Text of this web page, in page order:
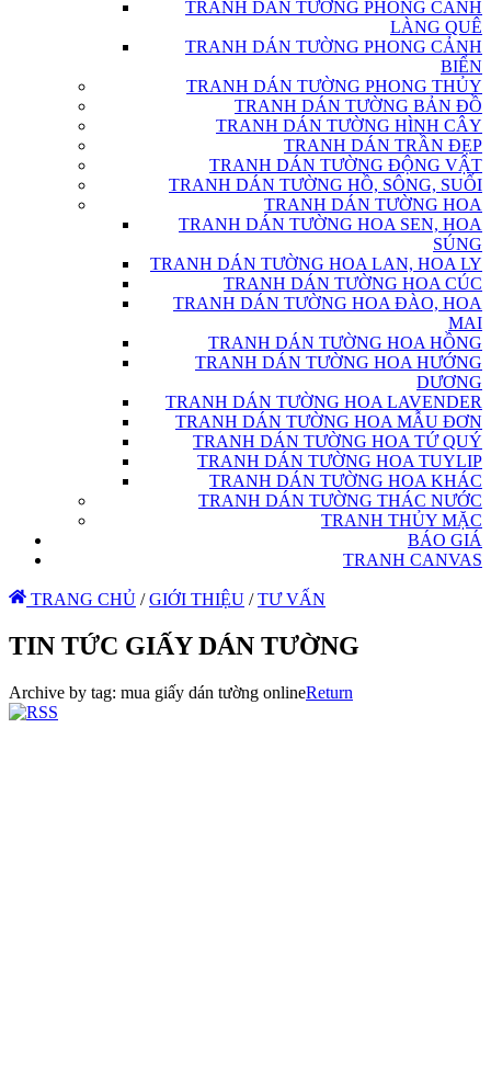
TRANH DÁN TƯỜNG PHONG CẢNH
LÀNG QUÊ
TRANH DÁN TƯỜNG PHONG CẢNH
BIỂN
TRANH DÁN TƯỜNG PHONG THỦY
TRANH DÁN TƯỜNG BẢN ĐỒ
TRANH DÁN TƯỜNG HÌNH CÂY
TRANH DÁN TRẦN ĐẸP
TRANH DÁN TƯỜNG ĐỘNG VẬT
TRANH DÁN TƯỜNG HỒ, SÔNG, SUỐI
TRANH DÁN TƯỜNG HOA
TRANH DÁN TƯỜNG HOA SEN, HOA
SÚNG
TRANH DÁN TƯỜNG HOA LAN, HOA LY
TRANH DÁN TƯỜNG HOA CÚC
TRANH DÁN TƯỜNG HOA ĐÀO, HOA
MAI
TRANH DÁN TƯỜNG HOA HỒNG
TRANH DÁN TƯỜNG HOA HƯỚNG
DƯƠNG
TRANH DÁN TƯỜNG HOA LAVENDER
TRANH DÁN TƯỜNG HOA MẪU ĐƠN
TRANH DÁN TƯỜNG HOA TỨ QUÝ
TRANH DÁN TƯỜNG HOA TUYLIP
TRANH DÁN TƯỜNG HOA KHÁC
TRANH DÁN TƯỜNG THÁC NƯỚC
TRANH THỦY MẶC
BÁO GIÁ
TRANH CANVAS
TRANG CHỦ / GIỚI THIỆU / TƯ VẤN
TIN TỨC GIẤY DÁN TƯỜNG
Archive by tag: mua giấy dán tường onlineReturn